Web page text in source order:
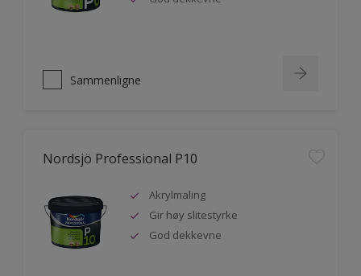
Sammenligne
Nordsjö Professional P10
Akrylmaling
Gir høy slitestyrke
God dekkevne